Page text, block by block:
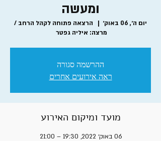
ומעשה
יום ה׳, 06 באוק׳
  |
הרצאה פתוחה לקהל הרחב /
מרצה: איליה גפטר
ההרשמה סגורה
ראה אירועים אחרים
מועד ומיקום האירוע
06 באוק׳ 2022, 19:30 – 21:00